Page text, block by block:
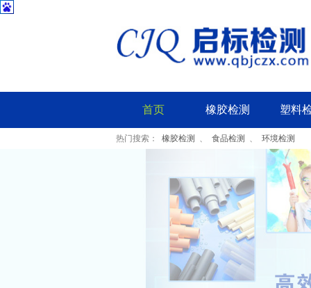
首页 橡胶检测 塑料
热门搜索： 橡胶检测 、 食品检测 、 环境检测